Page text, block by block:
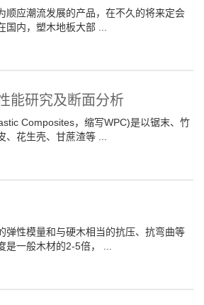
顺应潮流发展的产品，在不久的将来定会
国内，塑木地板大部 ...
能研究及断面分析
Composites，缩写WPC)是以锯末、竹
、花生壳、甘蔗渣等 ...
弹性模量和与硬木相当的抗压、抗弯曲等
是一般木材的2-5倍， ...